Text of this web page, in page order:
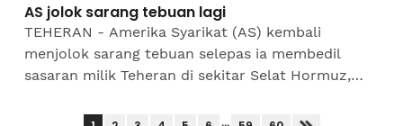
AS jolok sarang tebuan lagi
TEHERAN - Amerika Syarikat (AS) kembali
menjolok sarang tebuan selepas ia membedil
sasaran milik Teheran di sekitar Selat Hormuz,
dihentikan.Tindakan...
...